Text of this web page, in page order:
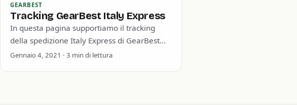
GEARBEST
Tracking GearBest Italy Express
In questa pagina supportiamo il tracking
della spedizione Italy Express di GearBest
passo per passo dai vari magazzini
Gennaio 4, 2021 · 3 min di lettura